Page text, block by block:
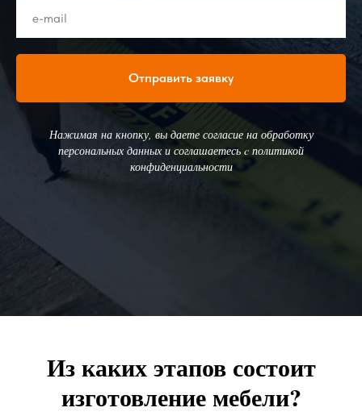
Отправить заявку
Нажимая на кнопку, вы даете согласие на обработку
персональных данных и соглашаетесь c политикой
конфиденциальности
Из каких этапов состоит
изготовление мебели?